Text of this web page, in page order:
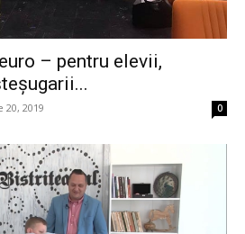
– pentru elevii,
2019 0